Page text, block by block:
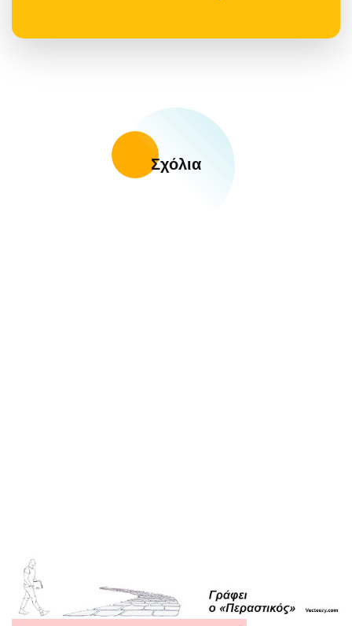
Σχόλια